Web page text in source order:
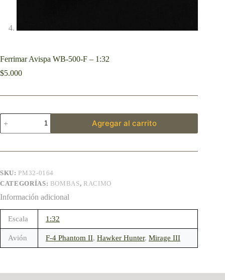
Ferrimar Avispa WB-500-F – 1:32
$5.000
Agregar al carrito
SKU: PM32-0164
CATEGORÍAS: BOMBAS, RACIMO
Información adicional
Escala 1:32
Avión F-4 Phantom II, Hawker Hunter, Mirage III